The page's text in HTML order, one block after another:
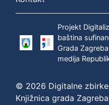
Projekt
baština
Grada
medija
© 2026 Digitalne zbirke
Knjižnica grada